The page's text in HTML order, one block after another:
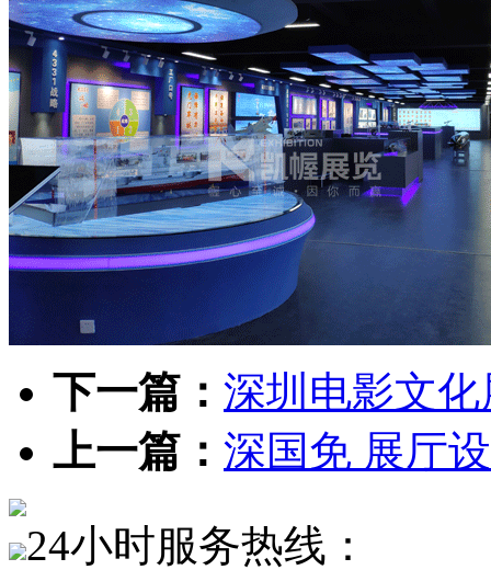
下一篇： 深圳电影文
上一篇： 深国免 展厅
24小时服务热线：